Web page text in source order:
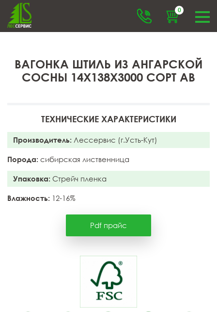
0
ВАГОНКА ШТИЛЬ ИЗ АНГАРСКОЙ
СОСНЫ 14X138X3000 СОРТ АB
ТЕХНИЧЕСКИЕ ХАРАКТЕРИСТИКИ
Производитель: Лессервис (г.Усть-Кут)
Порода: сибирская лиственница
Упаковка: Стрейч пленка
Влажность: 12-16%
Pdf прайс